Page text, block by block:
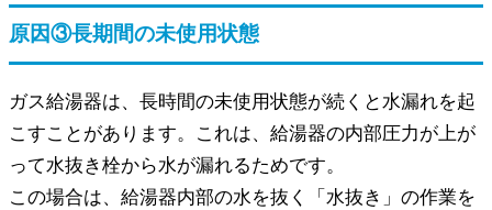
原因③長期間の未使用状態
ガス給湯器は、長時間の未使用状態が続くと水漏れを起
こすことがあります。これは、給湯器の内部圧力が上が
って水抜き栓から水が漏れるためです。
この場合は、給湯器内部の水を抜く「水抜き」の作業を